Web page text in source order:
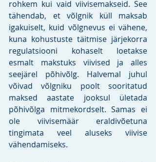
rohkem kui vaid viivisemakseid. See
tähendab, et võlgnik küll maksab
igakuiselt, kuid võlgnevus ei vähene,
kuna kohustuste täitmise järjekorra
regulatsiooni kohaselt loetakse
esmalt makstuks viivised ja alles
seejärel põhivõlg. Halvemal juhul
võivad võlgniku poolt sooritatud
maksed aastate jooksul ületada
põhivõlga mitmekordselt. Samas ei
ole viivisemäär eraldivõetuna
tingimata veel aluseks viivise
vähendamiseks.